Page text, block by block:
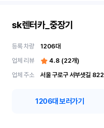
sk렌터카_중장기
등록 차량 1206대
업체 리뷰
4.8 (22개)
업체 주소
서울 구로구 서부샛길 822
1206대 보러가기